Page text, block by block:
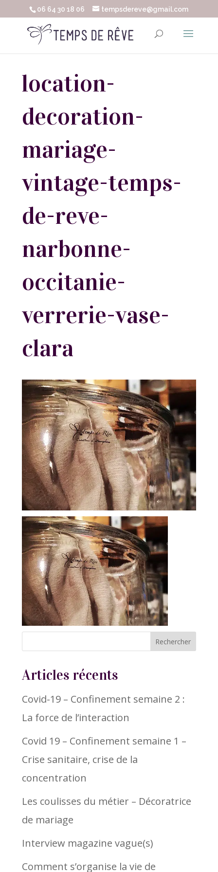
06 64 30 18 06 tempsdereve@gmail.com
location-
decoration-
mariage-
vintage-temps-
de-reve-
narbonne-
occitanie-
verrerie-vase-
clara
Articles récents
Covid-19 – Confinement semaine 2 :
La force de l’interaction
Covid 19 – Confinement semaine 1 –
Crise sanitaire, crise de la
concentration
Les coulisses du métier – Décoratrice
de mariage
Interview magazine vague(s)
Comment s’organise la vie de